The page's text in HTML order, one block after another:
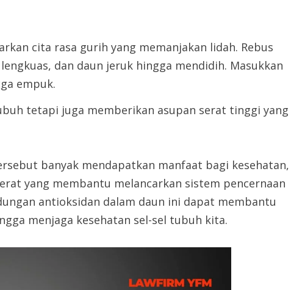
cita rasa gurih yang memanjakan lidah. Rebus
dan daun jeruk hingga mendidih. Masukkan
empuk.
tetapi juga memberikan asupan serat tinggi yang
banyak mendapatkan manfaat bagi kesehatan,
yang membantu melancarkan sistem pencernaan
antioksidan dalam daun ini dapat membantu
menjaga kesehatan sel-sel tubuh kita.